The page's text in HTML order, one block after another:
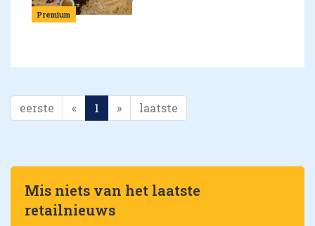
Premium
eerste « 1 » laatste
Mis niets van het laatste
retailnieuws